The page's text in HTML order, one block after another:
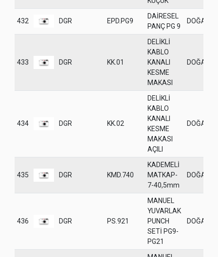
432 DGR EPD.PG9
DAİRESEL
PANÇ PG 9
DOĞANER
433 DGR KK.01
DELİKLİ
KABLO
KANALI
KESME
MAKASI
DOĞANER
434 DGR KK.02
DELİKLİ
KABLO
KANALI
KESME
MAKASI
AÇILI
DOĞANER
435 DGR KMD.740
KADEMELİ
MATKAP-
7-40,5mm
DOĞANER
436 DGR PS.921
MANUEL
YUVARLAK
PUNCH
SETİ PG9-
PG21
DOĞANER